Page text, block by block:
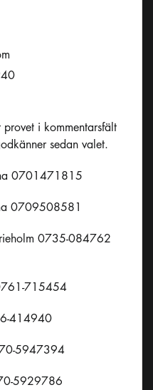
i kommentarsfält
sedan valet.
0701471815
0709508581
0735-084762
715454
414940
5947394
5929786